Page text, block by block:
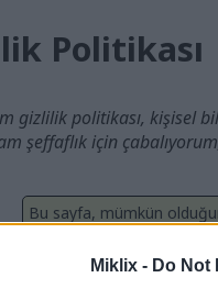
Miklix - Do Not
Politikası
gizlilik politikası, kişisel
şeffaflık için
Bu sayfa, mümkün
meydana gelebilir. Tercih